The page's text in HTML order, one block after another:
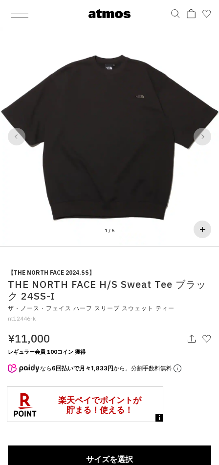
MEN
バッグ
その他
アディダス ピックアップ
シューズ
サンダル
すべてのシューズ
ライフスタイルランニング
ウェア
アウター
パンツ
アンダーウェア
すべてのウェア
バッグ
バックパック / リュック
ショルダー / メッセンジャーバッグ
トート / エコバッグ
ウエストバッグ
すべてのバッグ
アクセサリー
ポーチ / ウォレット
グッズ / アクセサリー
すべてのアクセサリー
その他
シューケア / グッズ
おもちゃ / フィギュア
その他
WOMENS
バッグ
その他
アディダス ピックアップ
シューズ
サンダル / パンプス
すべてのシューズ
ライフスタイルランニング
ウェア
アウター
パンツ
スカート
ソックス
アンダーウェア
すべてのウェア
バッグ
バックパック / リュック
ショルダー / メッセンジャーバッグ
トート / エコバッグ
ウエストバッグ
すべてのバッグ
アクセサリー
ポーチ / ウォレット
グッズ / アクセサリー
すべてのアクセサリー
その他
シューケア / グッズ
おもちゃ / フィギュア
その他
1 /6
1 6
【THE NORTH FACE 2024.SS】
THE NORTH FACE H/S Sweat Tee ブラッ
ク 24SS-I
ザ・ノース・フェイス ハーフ スリーブ スウェット ティー
nt12446-k
¥11,000
レギュラー会員 100コイン 獲得
なら6回払いで月々1,833円から。分割手数料無料
サイズを選択